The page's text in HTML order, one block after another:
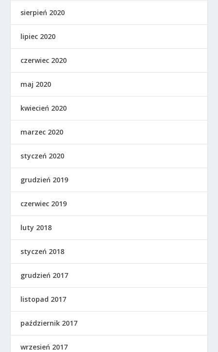
sierpień 2020
lipiec 2020
czerwiec 2020
maj 2020
kwiecień 2020
marzec 2020
styczeń 2020
grudzień 2019
czerwiec 2019
luty 2018
styczeń 2018
grudzień 2017
listopad 2017
październik 2017
wrzesień 2017